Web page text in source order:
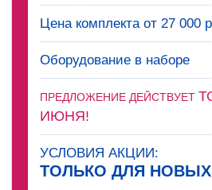
Цена комплекта от 27 000
Оборудование в наборе
ПРЕДЛОЖЕНИЕ ДЕЙСТВУЕТ
ИЮНЯ!
УСЛОВИЯ АКЦИИ:
ТОЛЬКО ДЛЯ НОВЫХ